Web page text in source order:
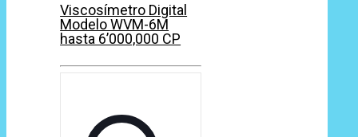
Viscosímetro Digital
Modelo WVM-6M
hasta 6’000,000 CP